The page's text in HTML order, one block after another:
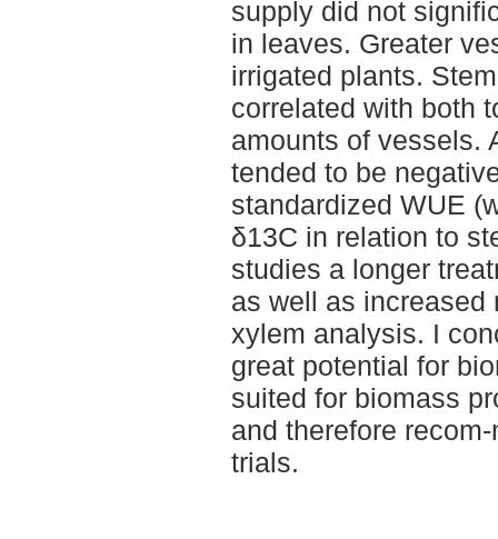
supply did not
in leaves. Greater
irrigated plants.
correlated with both
amounts of vessels.
tended to be
standardized WUE
δ13C in relation to
studies a longer
as well as increased
xylem analysis. I
great potential for
suited for biomass
and therefore
trials.